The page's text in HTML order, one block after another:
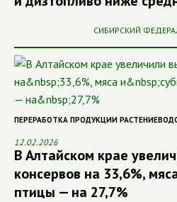
СИБИРСКИЙ
ПЕРЕРАБОТКА ПРОДУКЦИИ
12.02.2026
В Алтайском крае
консервов на 33,6%,
птицы — на 27,7%